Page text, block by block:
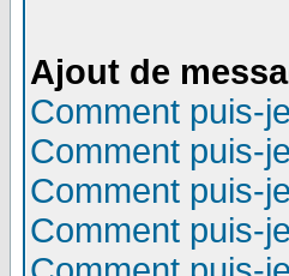
Ajout de
Comment puis-
Comment puis-
Comment puis-
Comment puis-